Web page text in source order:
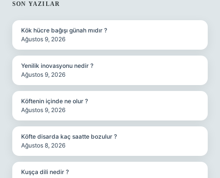
SIDEBAR
SON YAZILAR
Kök hücre bağışı günah mıdır ?
Ağustos 9, 2026
Yenilik inovasyonu nedir ?
Ağustos 9, 2026
Köftenin içinde ne olur ?
Ağustos 9, 2026
Köfte disarda kaç saatte bozulur ?
Ağustos 8, 2026
Kuşça dili nedir ?